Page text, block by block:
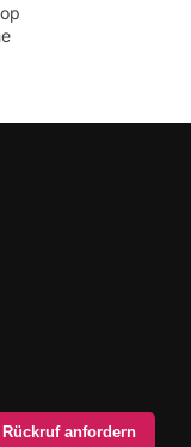
Rückruf anfordern